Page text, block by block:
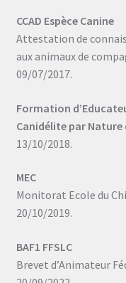
CCAD Espèce Canine
Attestation de
aux animaux de
09/07/2017.
Formation
Canidélite par Nature
13/10/2018.
MEC
Monitorat Ecole du
20/10/2019.
BAF1 FFSLC
Brevet d’Animateur